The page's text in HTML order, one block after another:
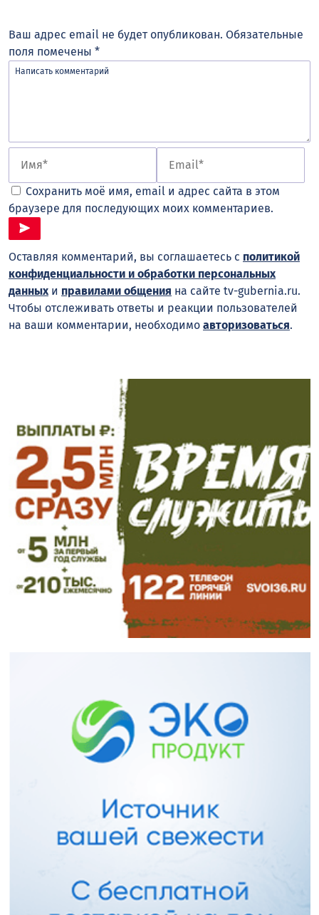
Ваш адрес email не будет опубликован. Обязательные
поля помечены *
Сохранить моё имя, email и адрес сайта в этом
браузере для последующих моих комментариев.
Оставляя комментарий, вы соглашаетесь с политикой
конфиденциальности и обработки персональных
данныхи правилами общения на сайте tv-gubernia.ru.
Чтобы отслеживать ответы и реакции пользователей
на ваши комментарии, необходимо авторизоваться.